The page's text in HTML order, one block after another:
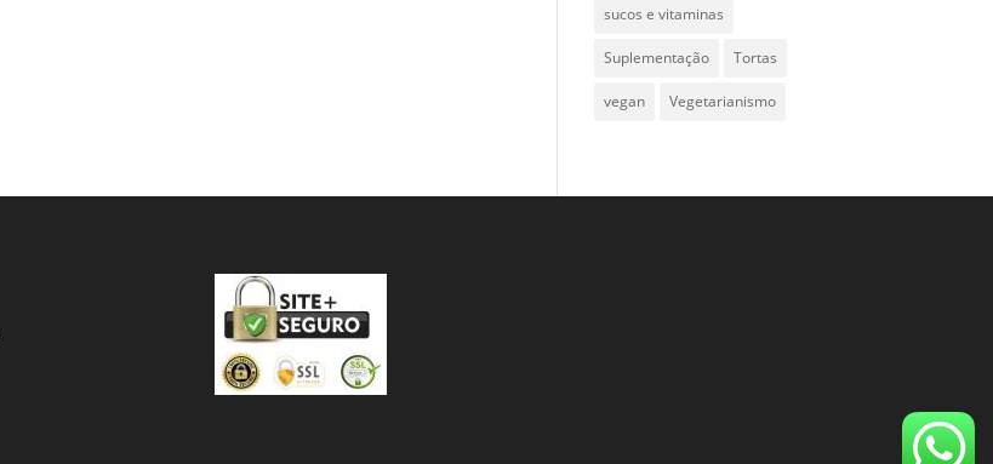
sucos e vitaminas
Suplementação Tortas
vegan Vegetarianismo